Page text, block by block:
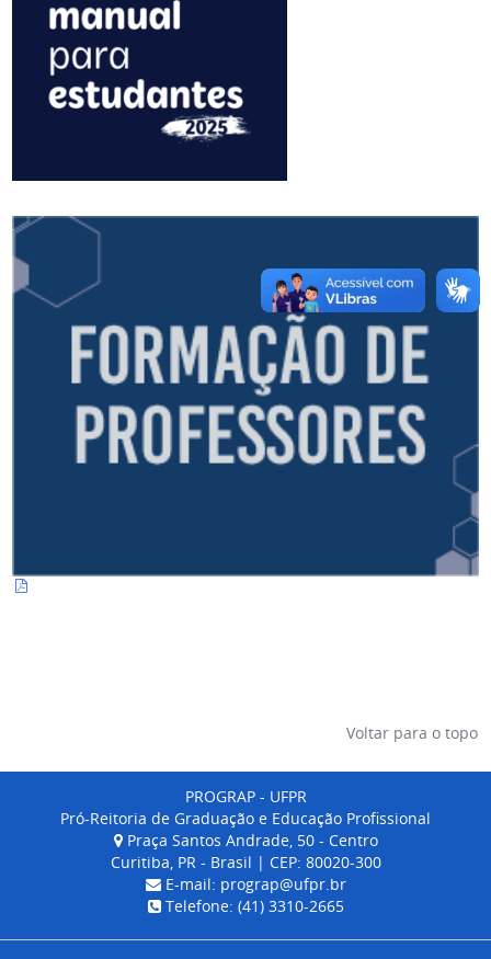
Voltar para o topo
PROGRAP - UFPR
Pró-Reitoria de Graduação e Educação Profissional
Praça Santos Andrade, 50 - Centro
Curitiba, PR - Brasil | CEP: 80020-300
E-mail: prograp@ufpr.br
Telefone: (41) 3310-2665